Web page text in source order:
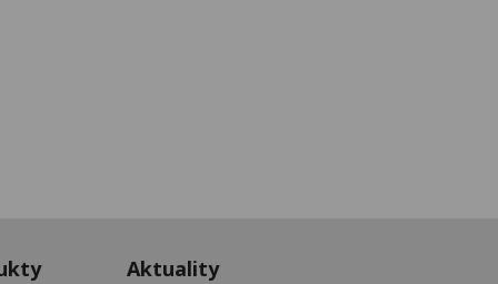
Aktuality